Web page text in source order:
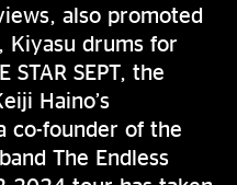
also promoted
Kiyasu drums for
STAR SEPT, the
Haino’s
co-founder of the
The Endless